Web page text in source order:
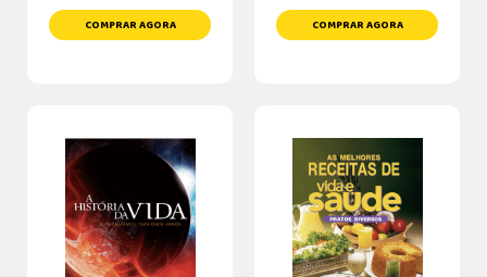
COMPRAR AGORA COMPRAR AGORA